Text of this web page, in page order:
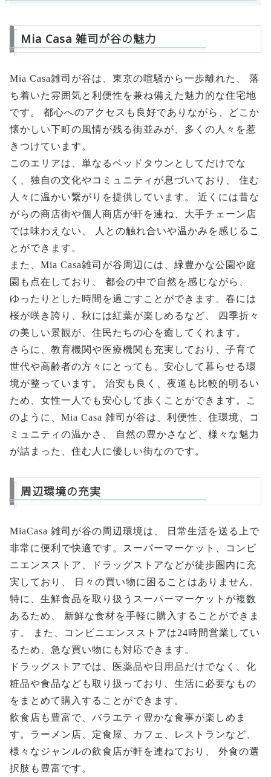
Mia Casa 雑司が谷の魅力
Mia Casa雑司が谷は、東京の喧騒から一歩離れた、 落
ち着いた雰囲気と利便性を兼ね備えた魅力的な住宅地
です。 都心へのアクセスも良好でありながら、どこか
懐かしい下町の風情が残る街並みが、多くの人々を惹
きつけています。
このエリアは、単なるベッドタウンとしてだけでな
く、独自の文化やコミュニティが息づいており、 住む
人々に温かい繋がりを提供しています。 近くには昔な
がらの商店街や個人商店が軒を連ね、大手チェーン店
では味わえない、 人との触れ合いや温かみを感じるこ
とができます。
また、Mia Casa雑司が谷周辺には、緑豊かな公園や庭
園も点在しており、 都会の中で自然を感じながら、
ゆったりとした時間を過ごすことができます。春には
桜が咲き誇り、秋には紅葉が楽しめるなど、 四季折々
の美しい景観が、住民たちの心を癒してくれます。
さらに、教育機関や医療機関も充実しており、子育て
世代や高齢者の方々にとっても、安心して暮らせる環
境が整っています。 治安も良く、夜道も比較的明るい
ため、女性一人でも安心して歩くことができます。こ
のように、Mia Casa 雑司が谷は、利便性、住環境、コ
ミュニティの温かさ、 自然の豊かさなど、様々な魅力
が詰まった、住む人に優しい街なのです。
周辺環境の充実
MiaCasa 雑司が谷の周辺環境は、 日常生活を送る上で
非常に便利で快適です。スーパーマーケット、コンビ
ニエンスストア、ドラッグストアなどが徒歩圏内に充
実しており、 日々の買い物に困ることはありません。
特に、生鮮食品を取り扱うスーパーマーケットが複数
あるため、 新鮮な食材を手軽に購入することができま
す。 また、コンビニエンスストアは24時間営業してい
るため、急な買い物にも対応できます。
ドラッグストアでは、医薬品や日用品だけでなく、化
粧品や食品なども取り扱っており、生活に必要なもの
をまとめて購入することができます。
飲食店も豊富で、バラエティ豊かな食事が楽しめま
す。ラーメン店、定食屋、カフェ、レストランなど、
様々なジャンルの飲食店が軒を連ねており、 外食の選
択肢も豊富です。